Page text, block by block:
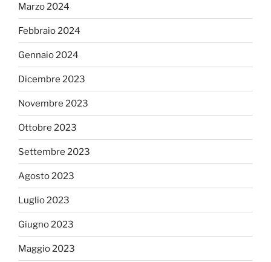
Marzo 2024
Febbraio 2024
Gennaio 2024
Dicembre 2023
Novembre 2023
Ottobre 2023
Settembre 2023
Agosto 2023
Luglio 2023
Giugno 2023
Maggio 2023